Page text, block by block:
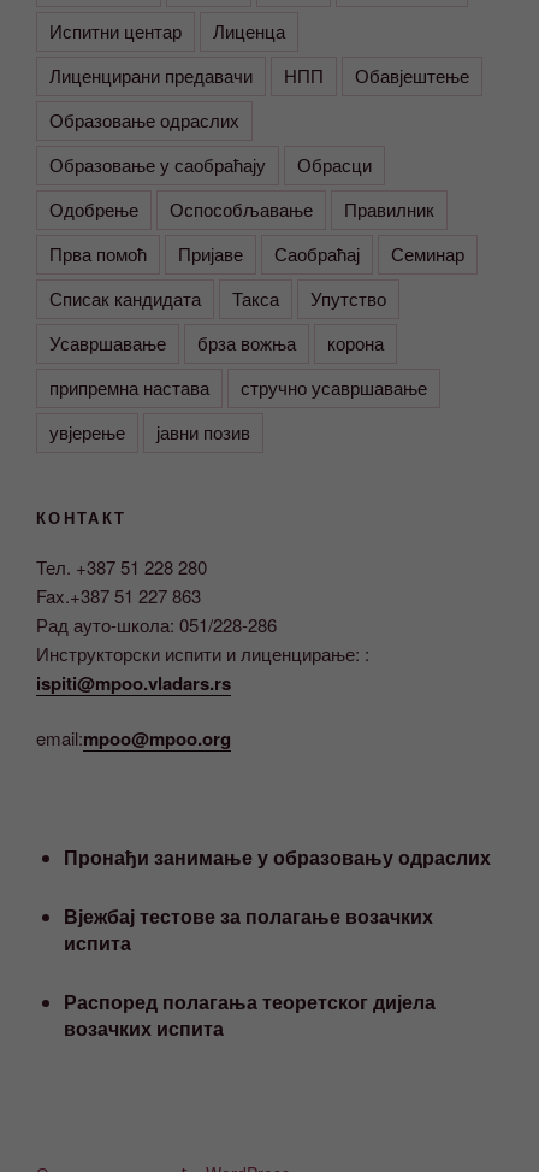
Испитни центар
Лиценца
Лиценцирани предавачи
НПП
Обавјештење
Образовање одраслих
Образовање у саобраћају
Обрасци
Одобрење
Оспособљавање
Правилник
Прва помоћ
Пријаве Саобраћај
Семинар
Списак кандидата
Такса
Упутство
Усавршавање
брза вожња
корона
припремна настава
стручно усавршавање
увјерење
јавни позив
КОНТАКТ
Тел. +387 51 228 280
Fax.+387 51 227 863
Рад ауто-школа: 051/228-286
Инструкторски испити и лиценцирање: :
ispiti@mpoo.vladars.rs
email:mpoo@mpoo.org
Пронађи занимање у образовању одраслих
Вјежбај тестове за полагање возачких
испита
Распоред полагања теоретског дијела
возачких испита